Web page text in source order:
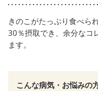
きのこがたっぷり食べら
30％摂取でき、余分なコ
ます。
こんな病気・お悩みの